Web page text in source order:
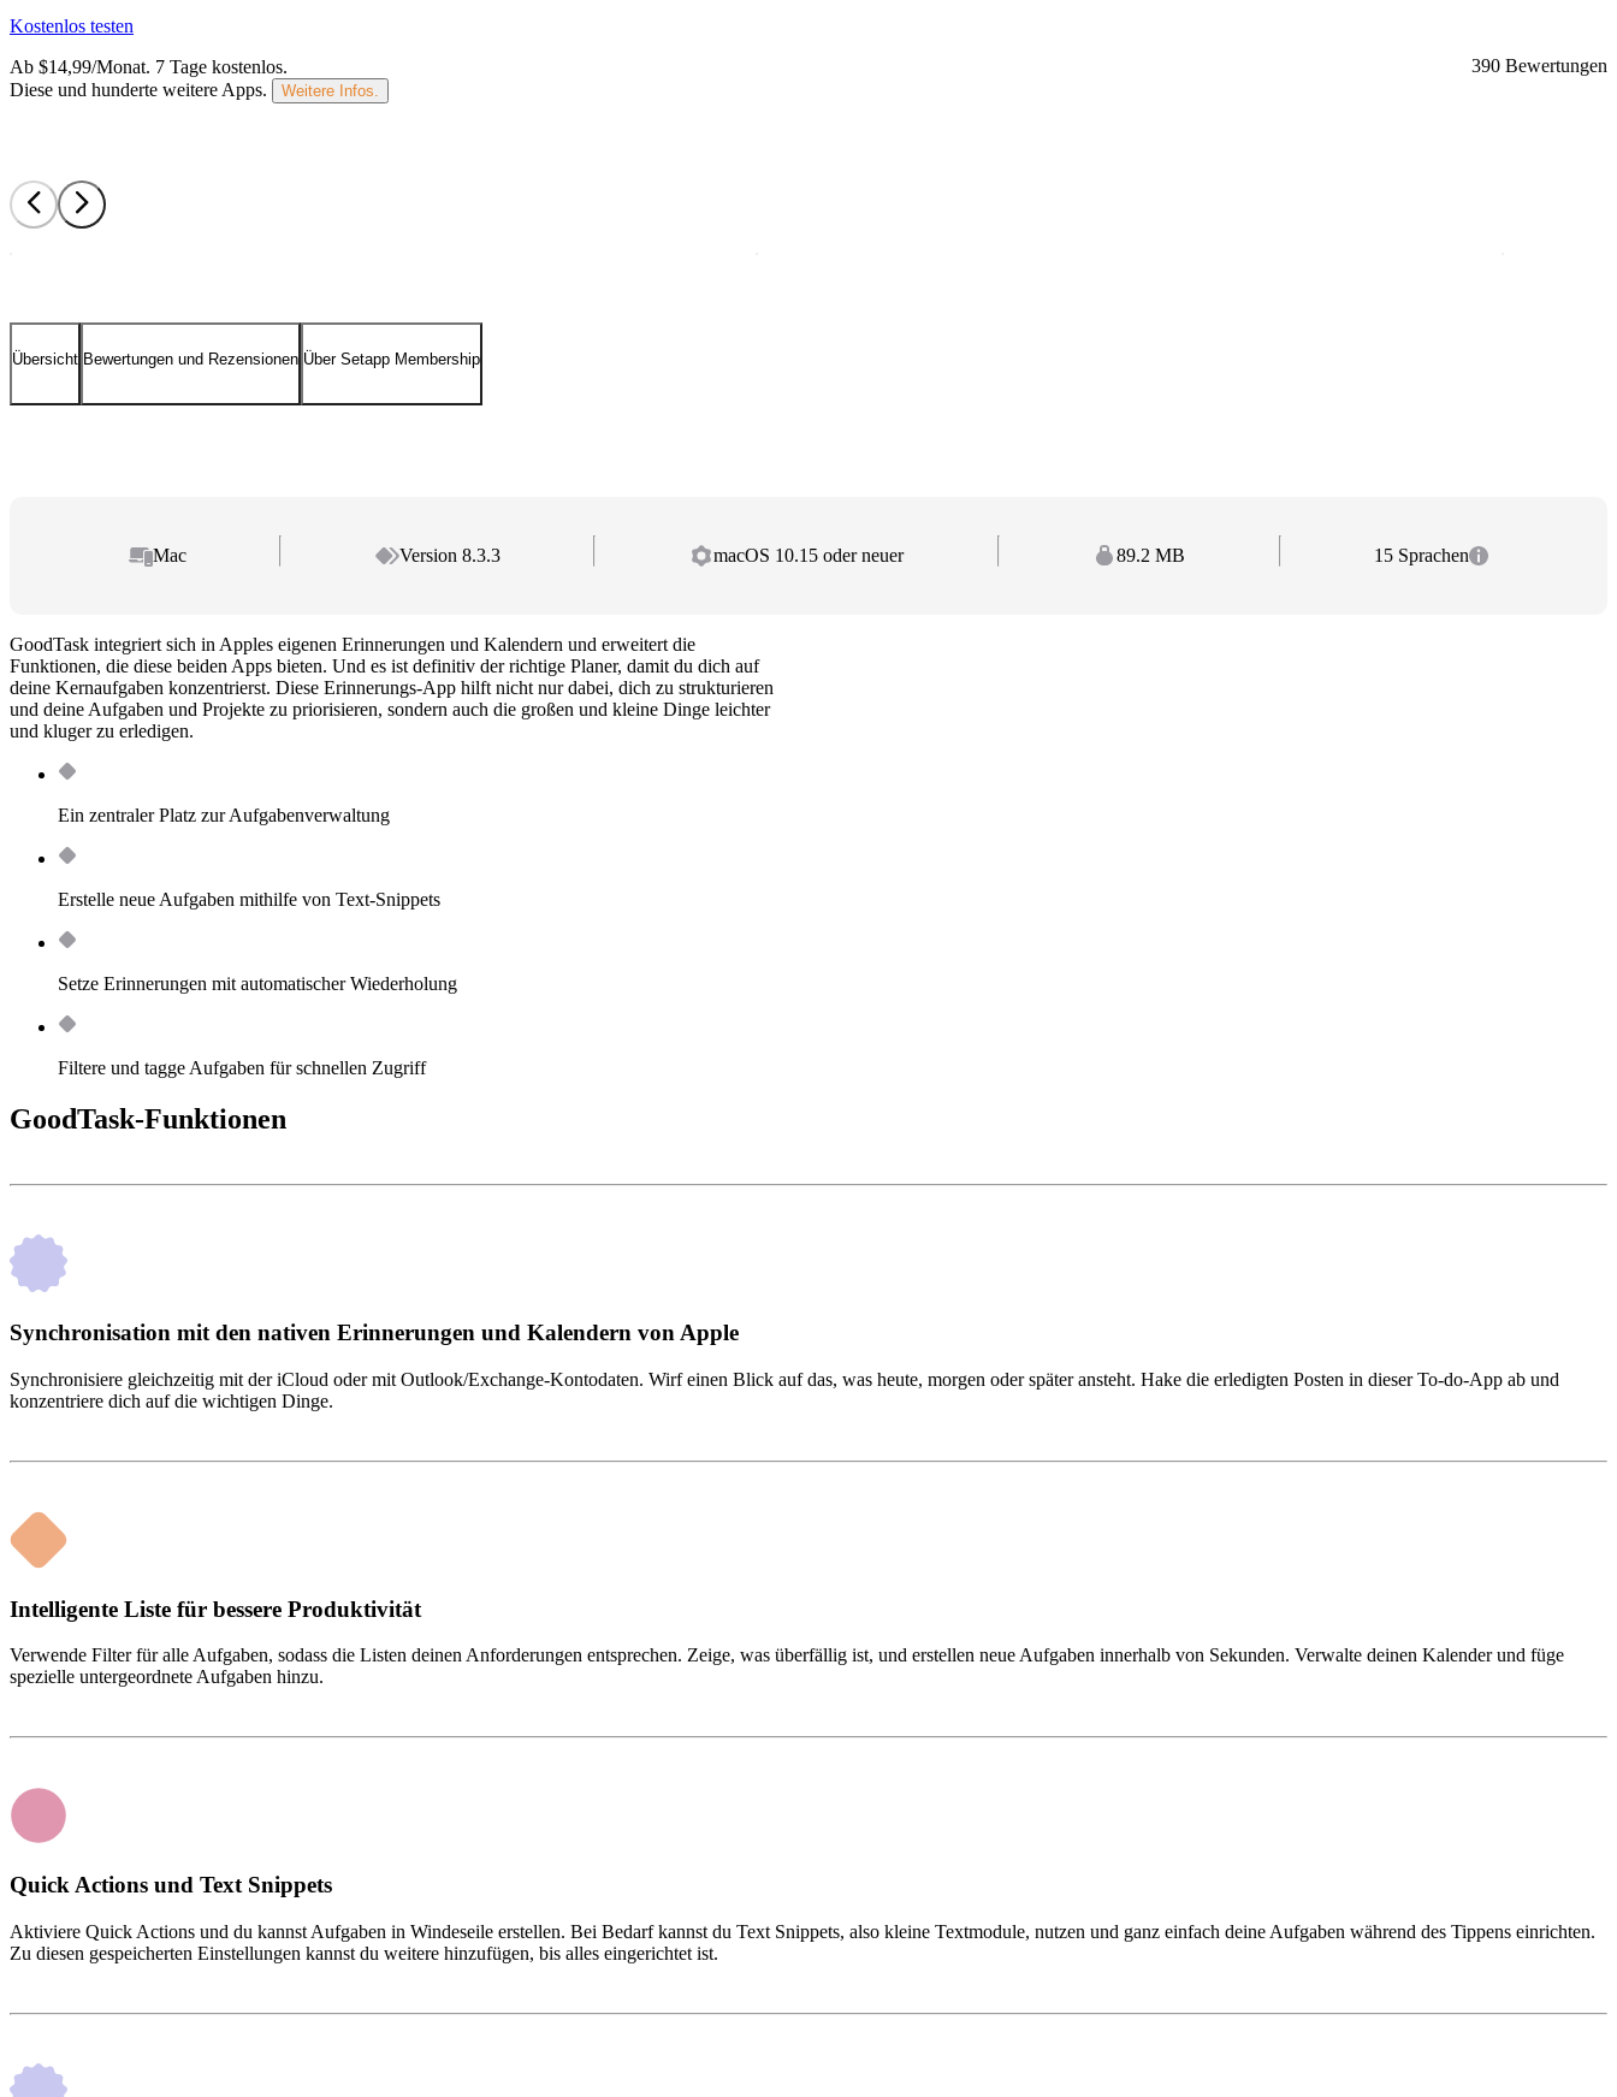
390 Bewertungen
Kostenlos testen
Ab $14,99/Monat. 7 Tage kostenlos.
Diese und hunderte weitere Apps.
Weitere Infos.
Übersicht Bewertungen und Rezensionen Über Setapp Membership
Mac Version 8.3.3 macOS 10.15 oder neuer 89.2 MB 15 Sprachen
GoodTask integriert sich in Apples eigenen Erinnerungen und Kalendern und erweitert die
Funktionen, die diese beiden Apps bieten. Und es ist definitiv der richtige Planer, damit du dich auf
deine Kernaufgaben konzentrierst. Diese Erinnerungs-App hilft nicht nur dabei, dich zu strukturieren
und deine Aufgaben und Projekte zu priorisieren, sondern auch die großen und kleine Dinge leichter
und kluger zu erledigen.
Ein zentraler Platz zur Aufgabenverwaltung
Erstelle neue Aufgaben mithilfe von Text-Snippets
Setze Erinnerungen mit automatischer Wiederholung
Filtere und tagge Aufgaben für schnellen Zugriff
GoodTask-Funktionen
Synchronisation mit den nativen Erinnerungen und Kalendern von Apple
Synchronisiere gleichzeitig mit der iCloud oder mit Outlook/Exchange-Kontodaten. Wirf einen Blick auf das, was heute, morgen oder später ansteht. Hake die erledigten Posten in dieser To-do-App ab und
konzentriere dich auf die wichtigen Dinge.
Intelligente Liste für bessere Produktivität
Verwende Filter für alle Aufgaben, sodass die Listen deinen Anforderungen entsprechen. Zeige, was überfällig ist, und erstellen neue Aufgaben innerhalb von Sekunden. Verwalte deinen Kalender und füge
spezielle untergeordnete Aufgaben hinzu.
Quick Actions und Text Snippets
Aktiviere Quick Actions und du kannst Aufgaben in Windeseile erstellen. Bei Bedarf kannst du Text Snippets, also kleine Textmodule, nutzen und ganz einfach deine Aufgaben während des Tippens einrichten.
Zu diesen gespeicherten Einstellungen kannst du weitere hinzufügen, bis alles eingerichtet ist.